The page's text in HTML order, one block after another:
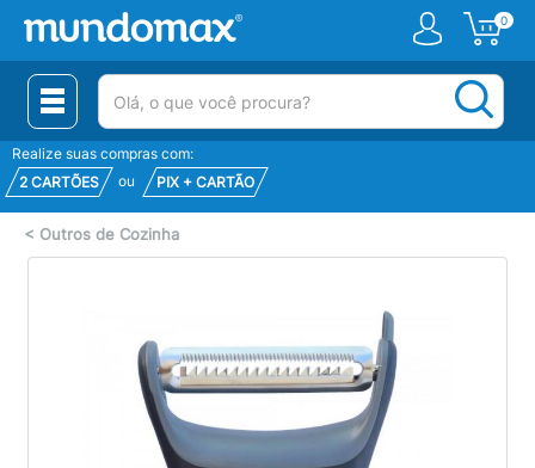
0
(pesquisar)
Realize suas compras com:
2 CARTÕES
ou PIX + CARTÃO
< Outros de Cozinha